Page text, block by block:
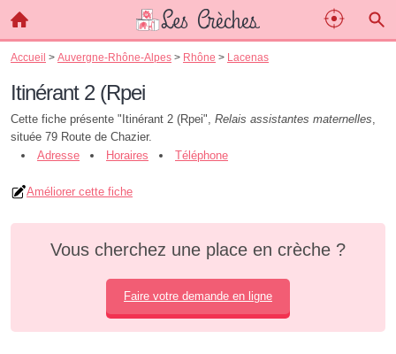
Accueil > Auvergne-Rhône-Alpes > Rhône > Lacenas
Itinérant 2 (Rpei
Cette fiche présente "Itinérant 2 (Rpei", Relais assistantes maternelles,
située 79 Route de Chazier.
Adresse
Horaires Téléphone
Améliorer cette fiche
Vous cherchez une place en crèche ?
Faire votre demande en ligne